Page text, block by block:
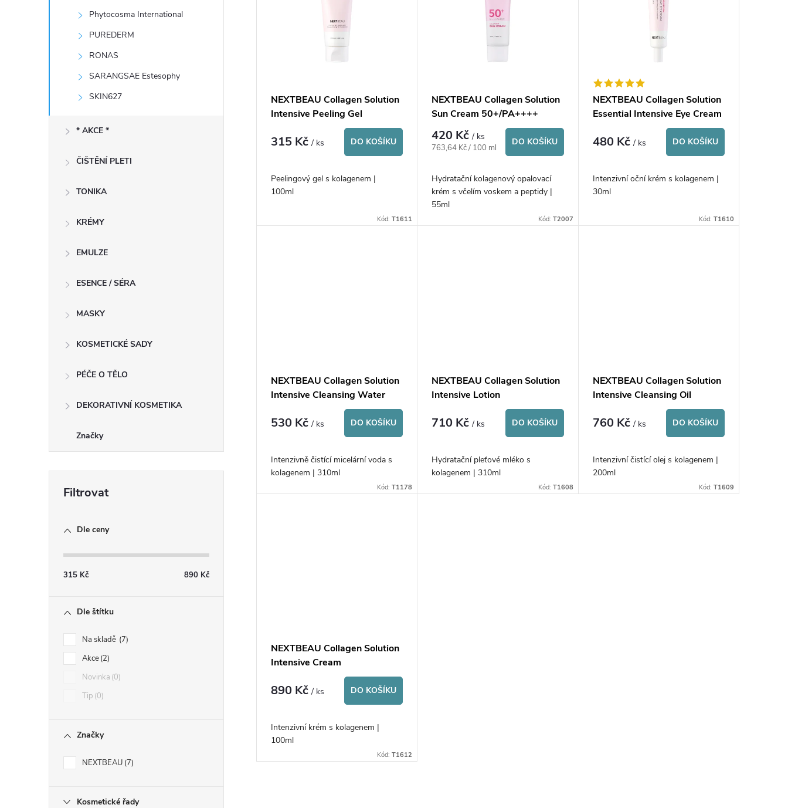
Phytocosma International
PUREDERM
RONAS
SARANGSAE Estesophy
SKIN627
* AKCE *
ČIŠTĚNÍ PLETI
TONIKA
KRÉMY
EMULZE
ESENCE / SÉRA
MASKY
KOSMETICKÉ SADY
PÉČE O TĚLO
DEKORATIVNÍ KOSMETIKA
Značky
Dle ceny
315 Kč 890 Kč
Dle štítku
Na skladě 7
Akce 2
Novinka 0
Tip 0
Značky
NEXTBEAU 7
Kosmetické řady
u
NEXTBEAU Collagen Solution
Intensive Peeling Gel
315 Kč/ ks DO KOŠÍKU
Peelingový gel s kolagenem |
100ml
Kód:T1611
NEXTBEAU Collagen Solution
Sun Cream 50+/PA++++
420 Kč/ ks
Měrná
763,64 Kč / 100 ml
DO KOŠÍKU
Hydratační kolagenový opalovací
krém s včelím voskem a peptidy |
55ml
Kód: T2007
NEXTBEAU Collagen Solution
Essential Intensive Eye Cream
480 Kč/ ks DO KOŠÍKU
Intenzivní oční krém s kolagenem |
30ml
Kód: T1610
NEXTBEAU Collagen Solution
Intensive Cleansing Water
530 Kč/ ks DO KOŠÍKU
Intenzivně čistící micelární voda s
kolagenem | 310ml
Kód:T1178
NEXTBEAU Collagen Solution
Intensive Lotion
710 Kč/ ks DO KOŠÍKU
Hydratační pleťové mléko s
kolagenem | 310ml
Kód: T1608
NEXTBEAU Collagen Solution
Intensive Cleansing Oil
760 Kč/ ks DO KOŠÍKU
Intenzivní čistící olej s kolagenem |
200ml
Kód: T1609
NEXTBEAU Collagen Solution
Intensive Cream
890 Kč/ ks DO KOŠÍKU
Intenzivní krém s kolagenem |
100ml
Kód:T1612